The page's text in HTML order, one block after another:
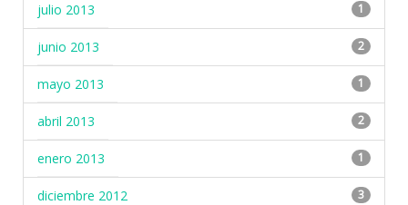
julio 2013 1
junio 2013 2
mayo 2013 1
abril 2013 2
enero 2013 1
diciembre 2012 3